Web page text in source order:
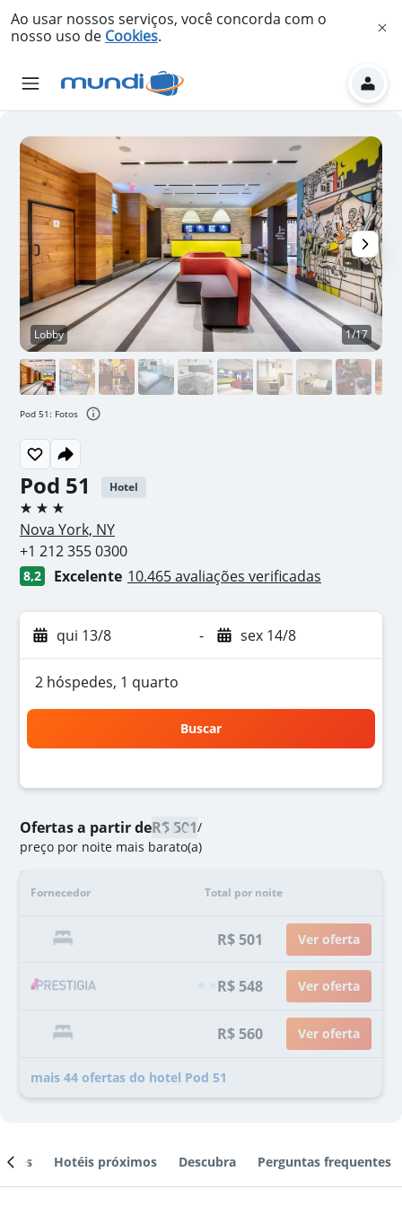
Ao usar nossos serviços, você concorda com o
nosso uso de Cookies.
Pod 51 Hotel
3 estrelas
Nova York, NY
+1 212 355 0300
8,2 Excelente 10.465 avaliações verificadas
qui 13/8 - sex 14/8
2 hóspedes, 1 quarto
Buscar
Ofertas a partir deR$ 501/
preço por noite mais barato(a)
Fornecedor Total por noite
R$ 501 Ver oferta
R$ 548 Ver oferta
R$ 560 Ver oferta
mais 44 ofertas do hotel Pod 51
Lobby 1/17
Pod 51: Fotos
Hotéis próximos Descubra Perguntas frequentes